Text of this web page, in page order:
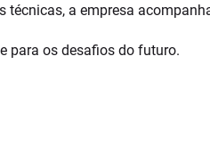
técnicas, a empresa
para os desafios do futuro.